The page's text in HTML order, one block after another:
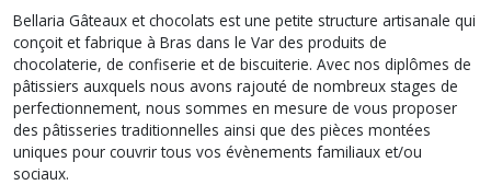
Bellaria Gâteaux et chocolats est une petite structure artisanale qui
conçoit et fabrique à Bras dans le Var des produits de
chocolaterie, de confiserie et de biscuiterie. Avec nos diplômes de
pâtissiers auxquels nous avons rajouté de nombreux stages de
perfectionnement, nous sommes en mesure de vous proposer
des pâtisseries traditionnelles ainsi que des pièces montées
uniques pour couvrir tous vos évènements familiaux et/ou
sociaux.